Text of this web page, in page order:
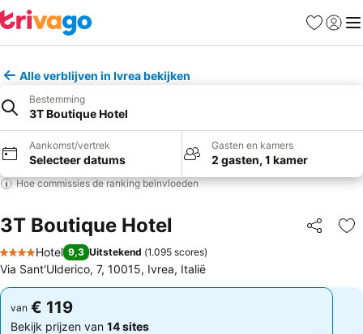
Favorieten
Alle verblijven in Ivrea bekijken
Bestemming
3T Boutique Hotel
Aankomst/vertrek
Selecteer datums
Gasten en kamers
2 gasten, 1 kamer
Hoe commissies de ranking beïnvloeden
3T Boutique Hotel Delen
4 Sterren
Hotel 9,3 Uitstekend (1.095 scores)
Via Sant'Ulderico, 7, 10015, Ivrea, Italië
van € 119
Bekijk prijzen van 14 sites
van € 119
Bekijk prijzen van 14 sites